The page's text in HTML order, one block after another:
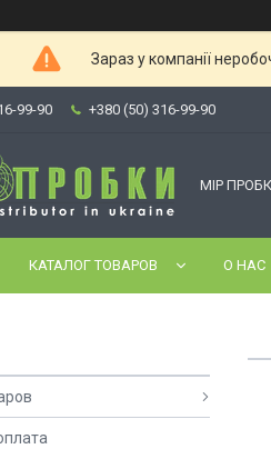
Зараз у компанії
99-90 +380 (50) 316-99-90
МІР
КАТАЛОГ ТОВАРОВ О НАС